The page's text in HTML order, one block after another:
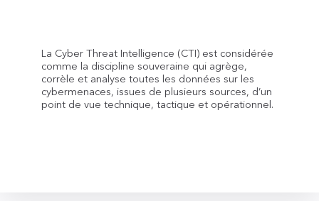
La Cyber Threat Intelligence (CTI) est considérée
comme la discipline souveraine qui agrège,
corrèle et analyse toutes les données sur les
cybermenaces, issues de plusieurs sources, d’un
point de vue technique, tactique et opérationnel.